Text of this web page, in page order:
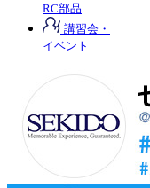
RC部品
講習会・
イベント